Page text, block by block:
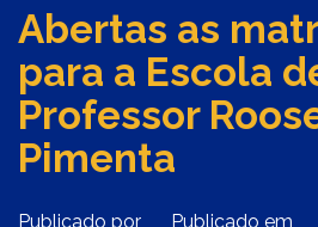
Abertas as
para a Escola
Professor
Pimenta
Publicado por
Publicado em